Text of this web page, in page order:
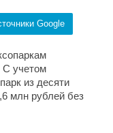
Google
С учетом
из десяти
млн рублей без